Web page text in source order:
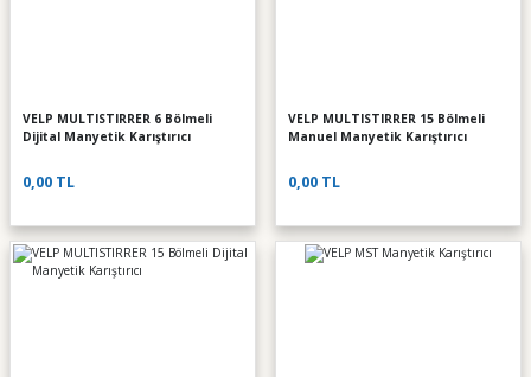
VELP MULTISTIRRER 6 Bölmeli
Dijital Manyetik Karıştırıcı
0,00 TL
VELP MULTISTIRRER 15 Bölmeli
Manuel Manyetik Karıştırıcı
0,00 TL